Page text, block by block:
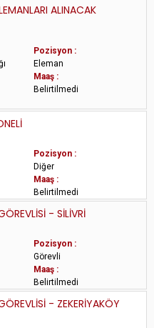
ALINACAK
Pozisyon :
Eleman
Maaş :
Belirtilmedi
Pozisyon :
Diğer
Maaş :
Belirtilmedi
- SİLİVRİ
Pozisyon :
Görevli
Maaş :
Belirtilmedi
- ZEKERİYAKÖY